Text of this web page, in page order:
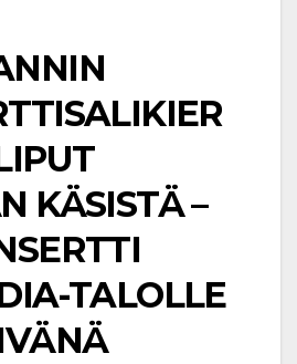
KÄSISTÄ –
TALOLLE